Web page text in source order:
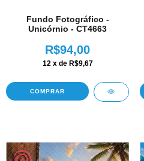
Fundo Fotográfico -
Unicórnio - CT4663
R$94,00
12 x de R$9,67
COMPRAR